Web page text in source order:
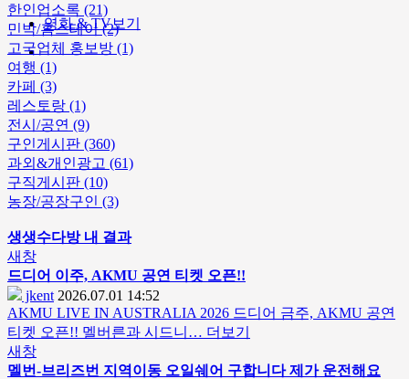
영화 & TV보기
한인업소록 (21)
민박/홈스테이 (2)
고국업체 홍보방 (1)
여행 (1)
카페 (3)
레스토랑 (1)
전시/공연 (9)
구인게시판 (360)
과외&개인광고 (61)
구직게시판 (10)
농장/공장구인 (3)
생생수다방 내 결과
새창
드디어 이주, AKMU 공연 티켓 오픈!!
jkent 2026.07.01 14:52
AKMU LIVE IN AUSTRALIA 2026 드디어 금주, AKMU 공연
티켓 오픈!! 멜버른과 시드니… 더보기
새창
멜번-브리즈번 지역이동 오일쉐어 구합니다 제가 운전해요